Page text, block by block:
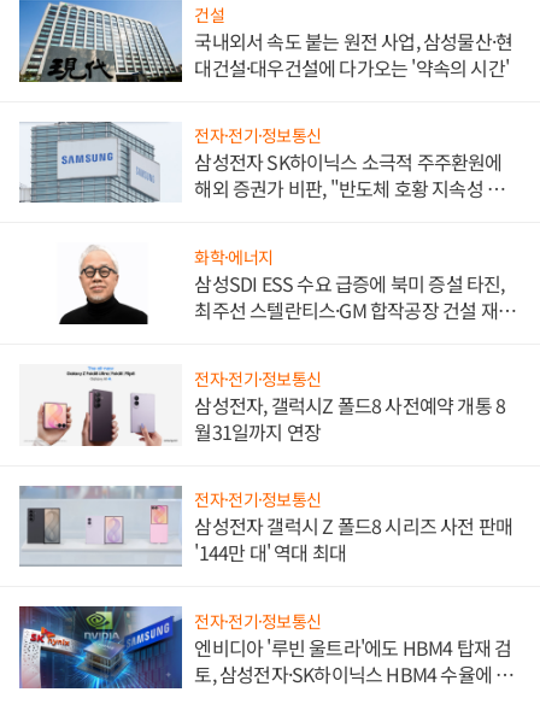
건설
국내외서 속도 붙는 원전 사업, 삼성물산·현
대건설·대우건설에 다가오는 '약속의 시간'
전자·전기·정보통신
삼성전자 SK하이닉스 소극적 주주환원에
해외 증권가 비판, "반도체 호황 지속성 의
화학·에너지
삼성SDI ESS 수요 급증에 북미 증설 타진,
최주선 스텔란티스·GM 합작공장 건설 재추
전자·전기·정보통신
삼성전자, 갤럭시Z 폴드8 사전예약 개통 8
월31일까지 연장
전자·전기·정보통신
삼성전자 갤럭시 Z 폴드8 시리즈 사전 판매
'144만 대' 역대 최대
전자·전기·정보통신
엔비디아 '루빈 울트라'에도 HBM4 탑재 검
토, 삼성전자·SK하이닉스 HBM4 수율에 주